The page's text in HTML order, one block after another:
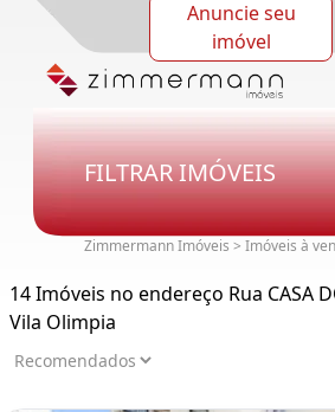
Anuncie seu
imóvel
FILTRAR IMÓVEIS
Zimmermann Imóveis > Imóveis à
14 Imóveis no endereço Rua CASA
Vila Olimpia